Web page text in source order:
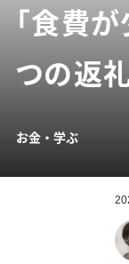
「食費
つの返
お金・学ぶ